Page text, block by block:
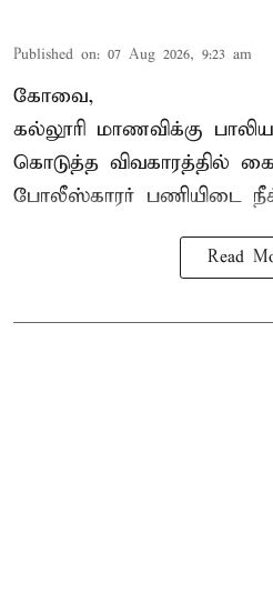
Published on: 07 Aug 2026, 9:23 am
கோவை,
கல்லூரி மாணவிக்கு
கொடுத்த விவகாரத்தில்
போலீஸ்காரர் பணியிடை
Read